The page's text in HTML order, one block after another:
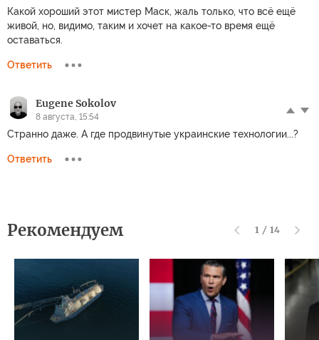
Какой хороший этот мистер Маск, жаль только, что всё ещё
живой, но, видимо, таким и хочет на какое-то время ещё
оставаться.
Ответить
Eugene Sokolov
8 августа, 15:54
Странно даже. А где продвинутые украинские технологии...?
Ответить
Рекомендуем 1 / 14